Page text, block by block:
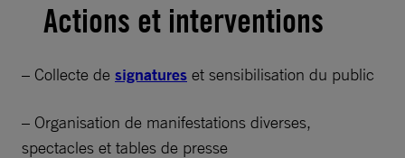
Actions et interventions
– Collecte de signatures et sensibilisation du public
– Organisation de manifestations diverses,
spectacles et tables de presse